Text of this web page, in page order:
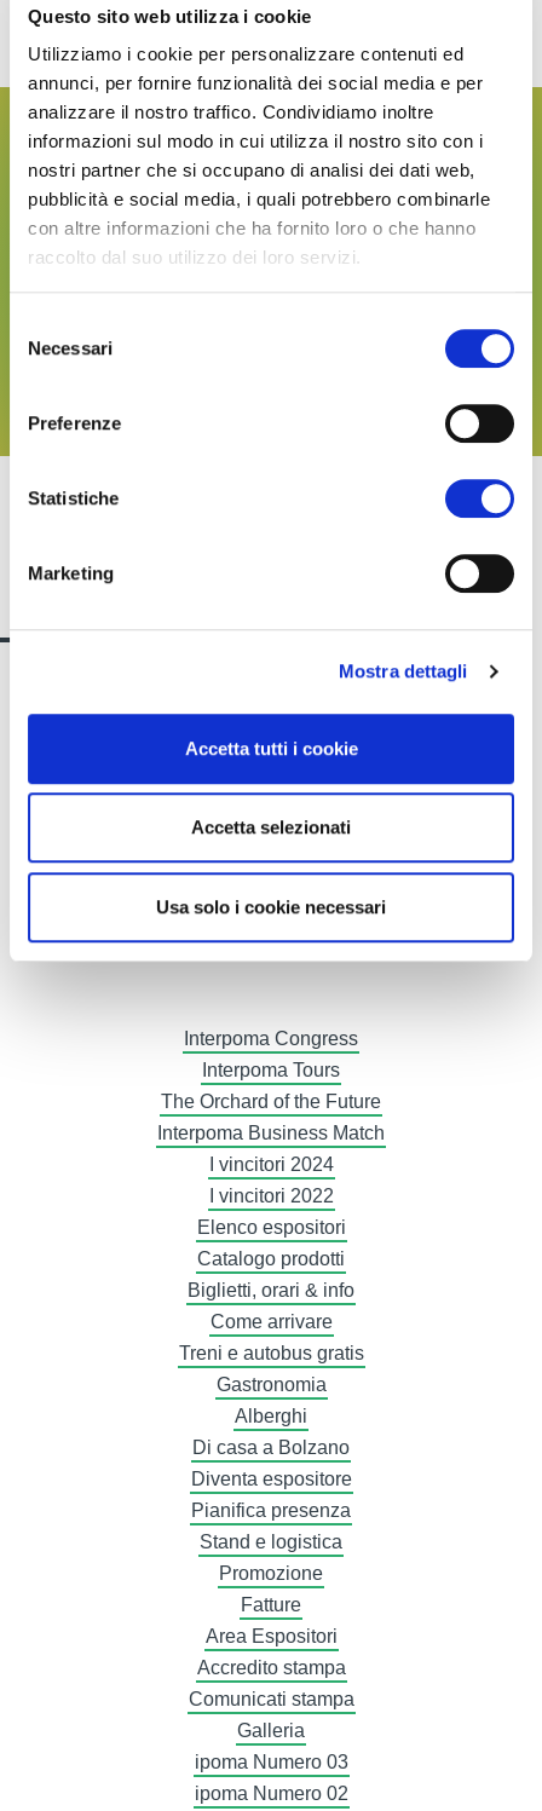
Questo sito web utilizza i cookie
Utilizziamo i cookie per personalizzare contenuti ed
annunci, per fornire funzionalità dei social media e per
analizzare il nostro traffico. Condividiamo inoltre
informazioni sul modo in cui utilizza il nostro sito con i
nostri partner che si occupano di analisi dei dati web,
pubblicità e social media, i quali potrebbero combinarle
con altre informazioni che ha fornito loro o che hanno
raccolto dal suo utilizzo dei loro servizi.
delNecessari
Preferenze
Statistiche
Marketing
Mostra dettagli
Accetta tutti i cookie
Accetta selezionati
Usa solo i cookie necessari
Hai altre domande sulla
partecipazione?
Vai alla pagina "Pianifica presenza": da lì puoi
Siamo a tua
Alexander Christensen
CUSTOMER SUCCESS
+39 0471 516050
Interpoma Congress
Interpoma Tours
The Orchard of the Future
Interpoma Business Match
I vincitori 2024
I vincitori 2022
Elenco espositori
Catalogo prodotti
Biglietti, orari & info
Come arrivare
Treni e autobus gratis
Gastronomia
Alberghi
Di casa a Bolzano
Diventa espositore
Pianifica presenza
Stand e logistica
Promozione
Fatture
Area Espositori
Accredito stampa
Comunicati stampa
Galleria
ipoma Numero 03
ipoma Numero 02